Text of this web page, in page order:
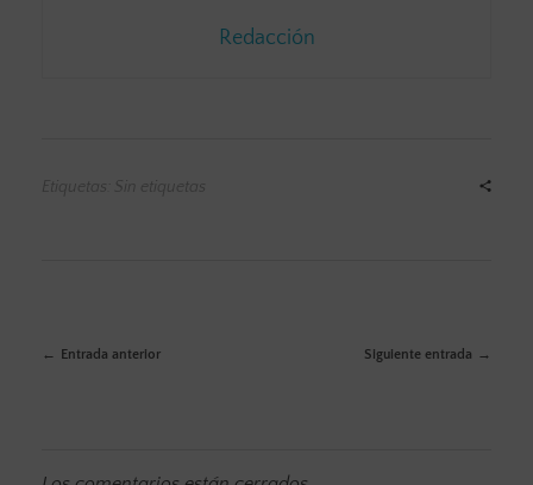
Redacción
Etiquetas: Sin etiquetas
Entrada anterior Siguiente entrada